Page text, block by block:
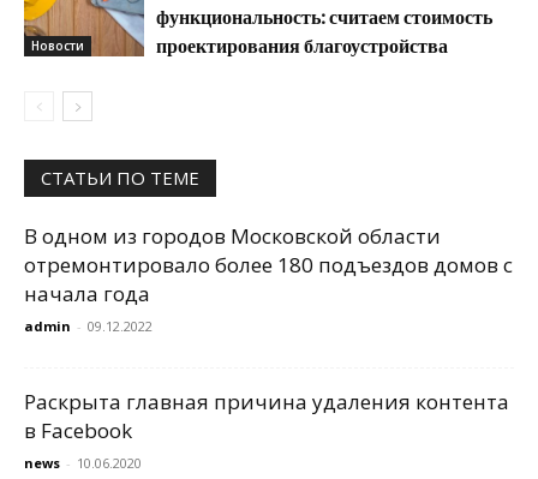
Новости
функциональность: считаем стоимость
проектирования благоустройства
СТАТЬИ ПО ТЕМЕ
В одном из городов Московской области
отремонтировало более 180 подъездов домов с
начала года
admin - 09.12.2022
Раскрыта главная причина удаления контента
в Facebook
news - 10.06.2020